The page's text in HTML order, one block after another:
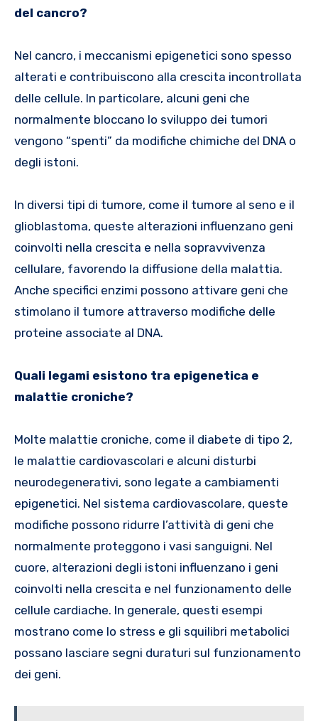
del cancro?
Nel cancro, i meccanismi epigenetici sono spesso
alterati e contribuiscono alla crescita incontrollata
delle cellule. In particolare, alcuni geni che
normalmente bloccano lo sviluppo dei tumori
vengono “spenti” da modifiche chimiche del DNA o
degli istoni.
In diversi tipi di tumore, come il tumore al seno e il
glioblastoma, queste alterazioni influenzano geni
coinvolti nella crescita e nella sopravvivenza
cellulare, favorendo la diffusione della malattia.
Anche specifici enzimi possono attivare geni che
stimolano il tumore attraverso modifiche delle
proteine associate al DNA.
Quali legami esistono tra epigenetica e
malattie croniche?
Molte malattie croniche, come il diabete di tipo 2,
le malattie cardiovascolari e alcuni disturbi
neurodegenerativi, sono legate a cambiamenti
epigenetici. Nel sistema cardiovascolare, queste
modifiche possono ridurre l’attività di geni che
normalmente proteggono i vasi sanguigni. Nel
cuore, alterazioni degli istoni influenzano i geni
coinvolti nella crescita e nel funzionamento delle
cellule cardiache. In generale, questi esempi
mostrano come lo stress e gli squilibri metabolici
possano lasciare segni duraturi sul funzionamento
dei geni.